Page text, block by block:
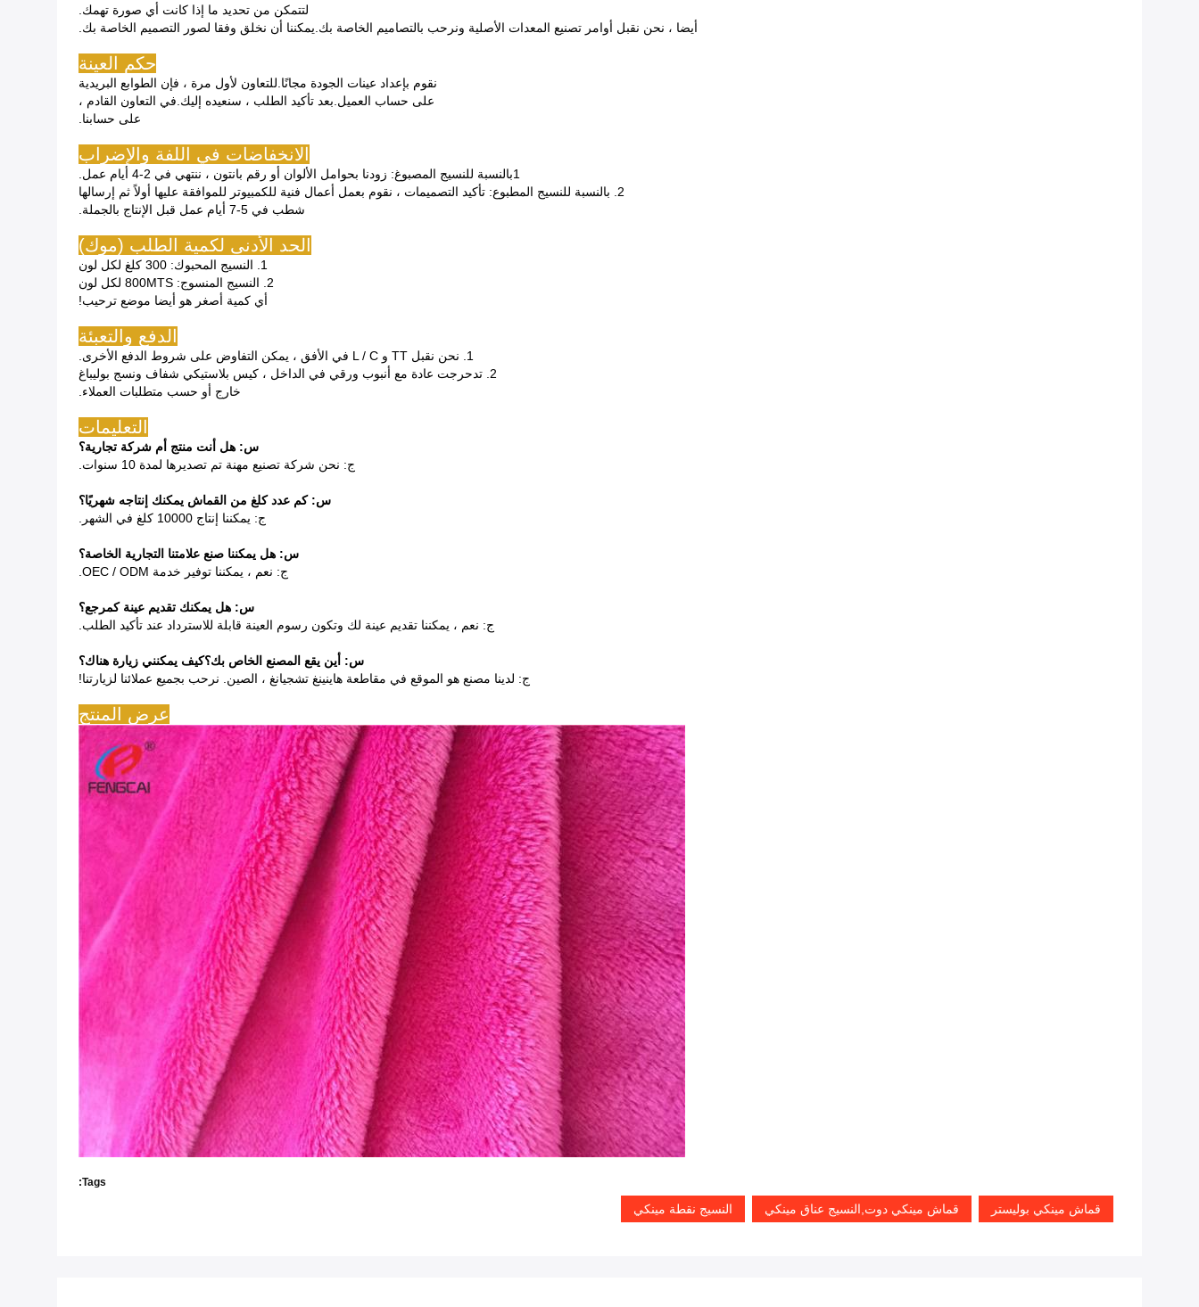
لتتمكن من تحديد ما إذا كانت أي صورة تهمك.
أيضا ، نحن نقبل أوامر تصنيع المعدات الأصلية ونرحب بالتصاميم الخاصة بك.يمكننا أن نخلق وفقا لصور التصميم الخاصة بك.
حكم العينة
نقوم بإعداد عينات الجودة مجانًا.للتعاون لأول مرة ، فإن الطوابع البريدية
على حساب العميل.بعد تأكيد الطلب ، سنعيده إليك.في التعاون القادم ،
على حسابنا.
الانخفاضات في اللفة والإضراب
1بالنسبة للنسيج المصبوغ: زودنا بحوامل الألوان أو رقم بانتون ، ننتهي في 2-4 أيام عمل.
2. بالنسبة للنسيج المطبوع: تأكيد التصميمات ، نقوم بعمل أعمال فنية للكمبيوتر للموافقة عليها أولاً ثم إرسالها
شطب في 5-7 أيام عمل قبل الإنتاج بالجملة.
الحد الأدنى لكمية الطلب (موك)
1. النسيج المحبوك: 300 كلغ لكل لون
2. النسيج المنسوج: 800MTS لكل لون
أي كمية أصغر هو أيضا موضع ترحيب!
الدفع والتعبئة
1. نحن نقبل TT و L / C في الأفق ، يمكن التفاوض على شروط الدفع الأخرى.
2. تدحرجت عادة مع أنبوب ورقي في الداخل ، كيس بلاستيكي شفاف ونسج بوليباغ
خارج أو حسب متطلبات العملاء.
التعليمات
س: هل أنت منتج أم شركة تجارية؟
ج: نحن شركة تصنيع مهنة تم تصديرها لمدة 10 سنوات.
س: كم عدد كلغ من القماش يمكنك إنتاجه شهريًا؟
ج: يمكننا إنتاج 10000 كلغ في الشهر.
س: هل يمكننا صنع علامتنا التجارية الخاصة؟
ج: نعم ، يمكننا توفير خدمة OEC / ODM.
س: هل يمكنك تقديم عينة كمرجع؟
ج: نعم ، يمكننا تقديم عينة لك وتكون رسوم العينة قابلة للاسترداد عند تأكيد الطلب.
س: أين يقع المصنع الخاص بك؟كيف يمكنني زيارة هناك؟
ج: لدينا مصنع هو الموقع في مقاطعة هاينينغ تشجيانغ ، الصين. نرحب بجميع عملائنا لزيارتنا!
عرض المنتج
Tags:
قماش مينكي بوليستر قماش مينكي دوت,النسيج عناق مينكي النسيج نقطة مينكي